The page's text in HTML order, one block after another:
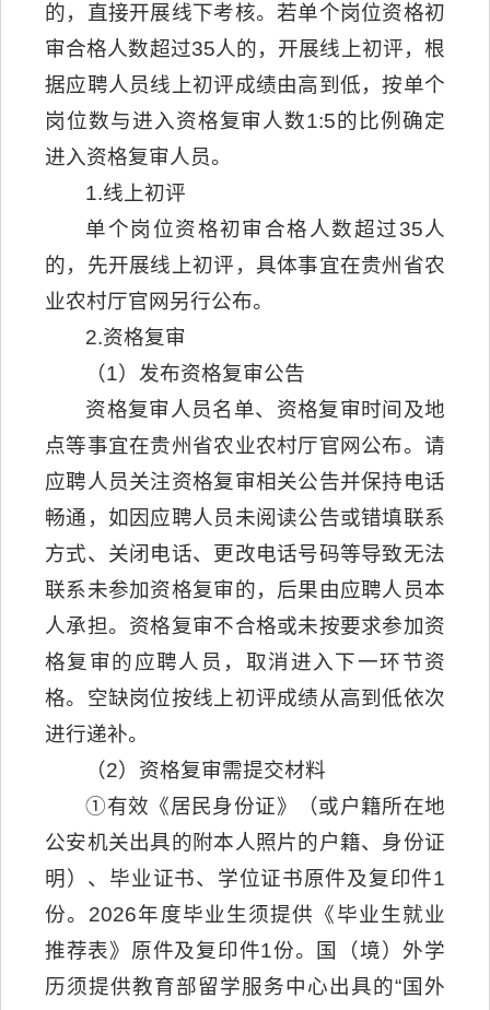
的，直接开展线下考核。若单个岗位资格初
审合格人数超过35人的，开展线上初评，根
据应聘人员线上初评成绩由高到低，按单个
岗位数与进入资格复审人数1:5的比例确定
进入资格复审人员。
1.线上初评
单个岗位资格初审合格人数超过35人
的，先开展线上初评，具体事宜在贵州省农
业农村厅官网另行公布。
2.资格复审
（1）发布资格复审公告
资格复审人员名单、资格复审时间及地
点等事宜在贵州省农业农村厅官网公布。请
应聘人员关注资格复审相关公告并保持电话
畅通，如因应聘人员未阅读公告或错填联系
方式、关闭电话、更改电话号码等导致无法
联系未参加资格复审的，后果由应聘人员本
人承担。资格复审不合格或未按要求参加资
格复审的应聘人员，取消进入下一环节资
格。空缺岗位按线上初评成绩从高到低依次
进行递补。
（2）资格复审需提交材料
①有效《居民身份证》（或户籍所在地
公安机关出具的附本人照片的户籍、身份证
明）、毕业证书、学位证书原件及复印件1
份。2026年度毕业生须提供《毕业生就业
推荐表》原件及复印件1份。国（境）外学
历须提供教育部留学服务中心出具的“国外